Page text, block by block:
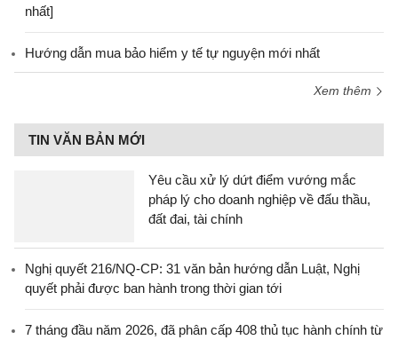
nhất]
Hướng dẫn mua bảo hiểm y tế tự nguyện mới nhất
Xem thêm
TIN VĂN BẢN MỚI
Yêu cầu xử lý dứt điểm vướng mắc
pháp lý cho doanh nghiệp về đấu thầu,
đất đai, tài chính
Nghị quyết 216/NQ-CP: 31 văn bản hướng dẫn Luật, Nghị
quyết phải được ban hành trong thời gian tới
7 tháng đầu năm 2026, đã phân cấp 408 thủ tục hành chính từ